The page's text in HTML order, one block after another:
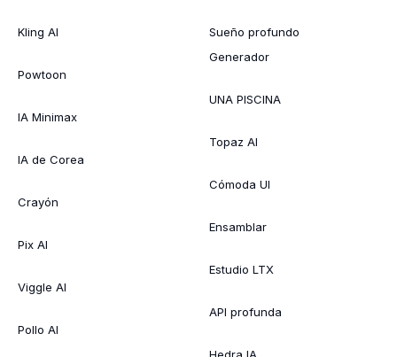
Kling AI
Powtoon
IA Minimax
IA de Corea
Crayón
Pix AI
Viggle AI
Pollo AI
Sueño profundo
Generador
UNA PISCINA
Topaz AI
Cómoda UI
Ensamblar
Estudio LTX
API profunda